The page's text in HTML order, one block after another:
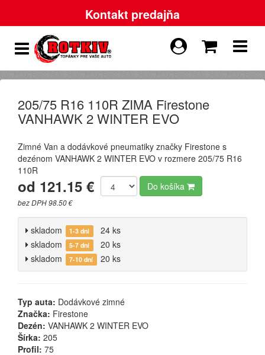
Kontakt predajňa
205/75 R16 110R ZIMA Firestone
VANHAWK 2 WINTER EVO
Zimné Van a dodávkové pneumatiky značky Firestone s
dezénom VANHAWK 2 WINTER EVO v rozmere 205/75 R16
110R
od 121.15 €
bez DPH 98.50 €
Do košíka
skladom 1-3 dni
24 ks
skladom
5-7 dní
20 ks
skladom
7-10 dní 20 ks
Typ auta: Dodávkové zimné
Značka: Firestone
Dezén: VANHAWK 2 WINTER EVO
Šírka: 205
Profil: 75